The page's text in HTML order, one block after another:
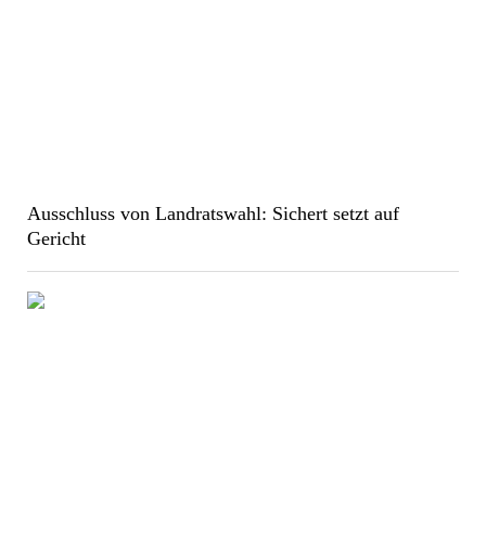
Ausschluss von Landratswahl: Sichert setzt auf
Gericht